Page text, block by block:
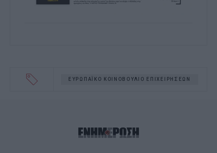
ΕΥΡΩΠΑΪΚΟ ΚΟΙΝΟΒΟΥΛΙΟ ΕΠΙΧΕΙΡΗΣΕΩΝ